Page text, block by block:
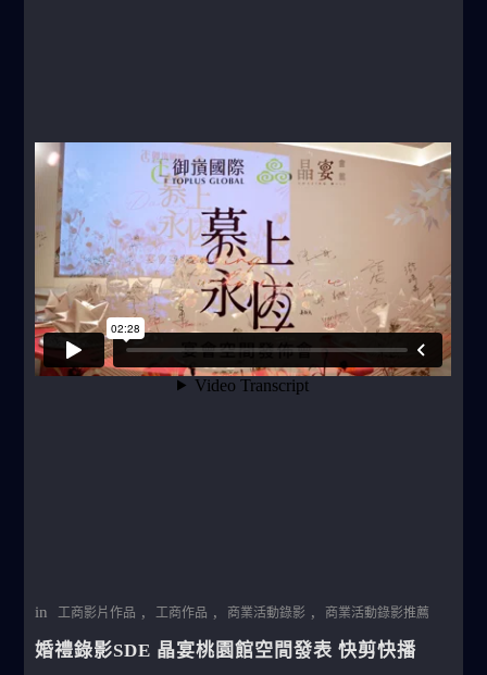
in 工商影片作品 , 工商作品 , 商業活動錄影 , 商業活動錄影推薦
婚禮錄影SDE 晶宴桃園館空間發表 快剪快播